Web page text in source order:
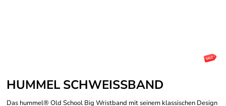
HUMMEL SCHWEISSBAND
Das hummel® Old School Big Wristband mit seinem klassischen Design